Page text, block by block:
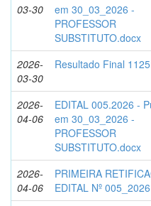
03-30
em 30_03_2026 -
PROFESSOR
SUBSTITUTO.docx
2026-
03-30
Resultado Final
2026-
04-06
EDITAL 005.2026 -
em 30_03_2026 -
PROFESSOR
SUBSTITUTO.docx
2026-
04-06
PRIMEIRA
EDITAL Nº 005_2026